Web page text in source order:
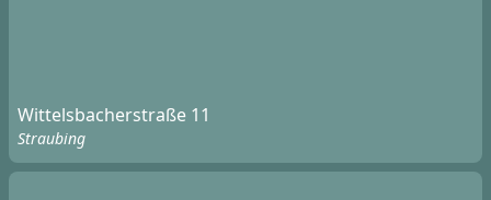
Wittelsbacherstraße 11
Straubing